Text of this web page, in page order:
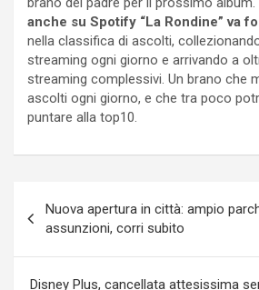
anche su Spotify “La Rondine” va
nella classifica di ascolti,
streaming ogni giorno e arrivando a
streaming complessivi. Un brano che
ascolti ogni giorno, e che tra poco
puntare alla top10.
articoli
Nuova apertura in città: ampio
assunzioni, corri subito
Disney Plus, cancellata attesissima